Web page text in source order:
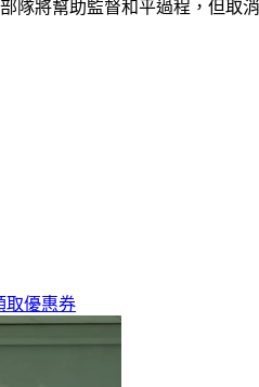
將幫助監督和平過程，但取
取優惠券